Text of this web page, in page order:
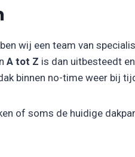
wij een team van
A tot Z is dan uitbesteedt
binnen no-time weer bij
of soms de huidige